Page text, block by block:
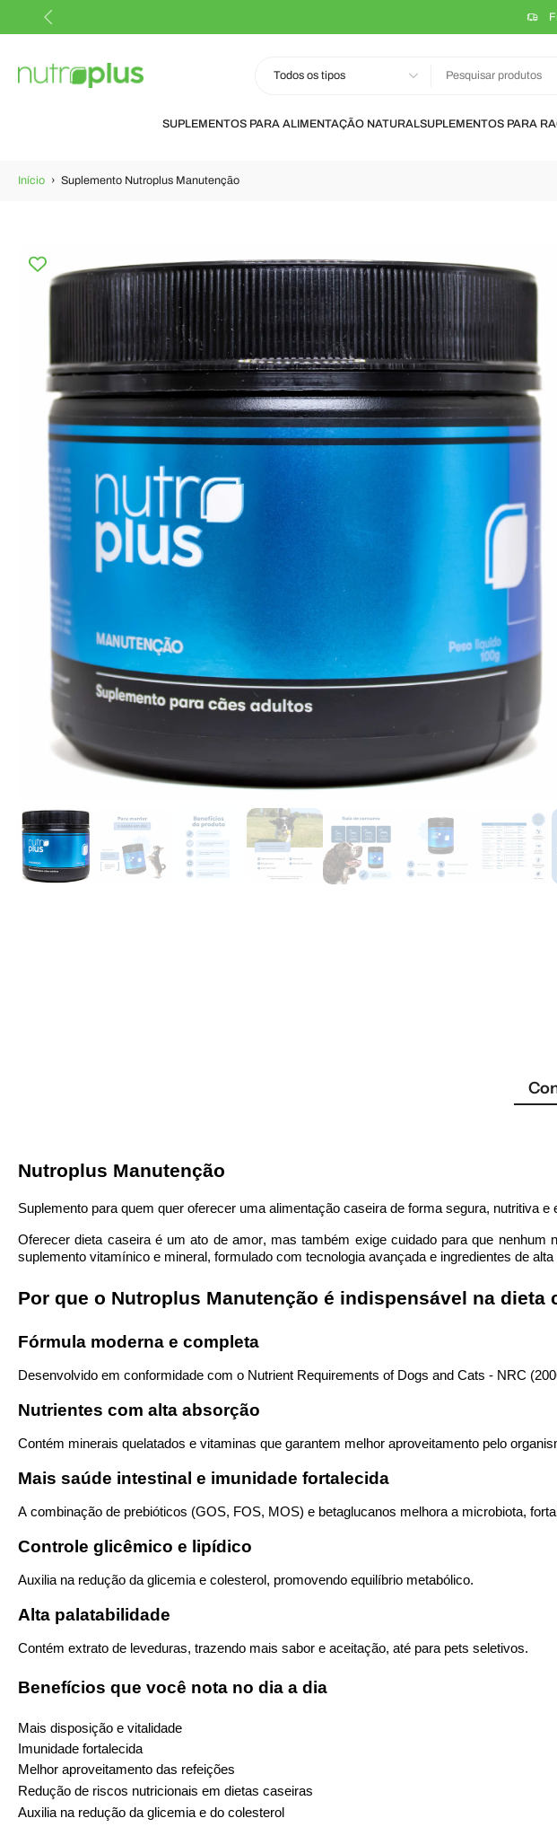
Pular
para
conteúdo
Frete Grátis todo o Brasil*
Todos os tipos
SUPLEMENTOS PARA ALIMENTAÇÃO NATURALSUPLEMENTOS PARA
Início › Suplemento Nutroplus Manutenção
Pular
para
Nutroplus Manutenção
Suplemento para quem quer oferecer uma alimentação caseira de forma segura, nutritiva e
Oferecer dieta caseira é um ato de amor, mas também exige cuidado para que
suplemento vitamínico e mineral, formulado com tecnologia avançada e ingredientes de alta
Por que o Nutroplus Manutenção é indispensável na dieta
Fórmula moderna e completa
Desenvolvido em conformidade com o Nutrient Requirements ofDogs and Cats - NRC
Nutrientes com alta absorção
Contém minerais quelatados e vitaminas que garantem melhor aproveitamento pelo
Mais saúde intestinal e imunidade fortalecida
A combinação de prebióticos (GOS, FOS, MOS) e betaglucanos melhora a microbiota,
Controle glicêmico e lipídico
Auxilia na redução da glicemia e colesterol, promovendo equilíbrio metabólico.
Alta palatabilidade
Contém extrato de leveduras, trazendo mais sabor e aceitação, até para pets seletivos.
Benefícios que você nota no dia a dia
Mais disposição e vitalidade
Imunidade fortalecida
Melhor aproveitamento das refeições
Redução de riscos nutricionais em dietas caseiras
Auxilia na redução da glicemia e do colesterol